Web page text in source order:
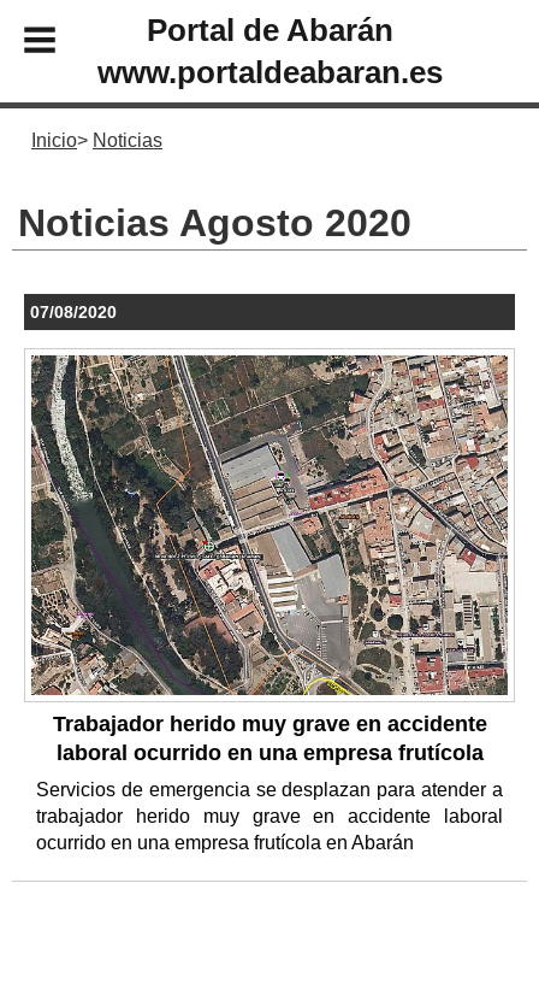
Portal de Abarán
www.portaldeabaran.es
Inicio Noticias
Noticias Agosto 2020
07/08/2020
Trabajador herido muy grave en accidente
laboral ocurrido en una empresa frutícola
Servicios de emergencia se desplazan para atender a
trabajador herido muy grave en accidente laboral
ocurrido en una empresa frutícola en Abarán